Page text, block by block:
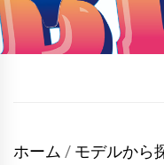
ホーム / モデルから